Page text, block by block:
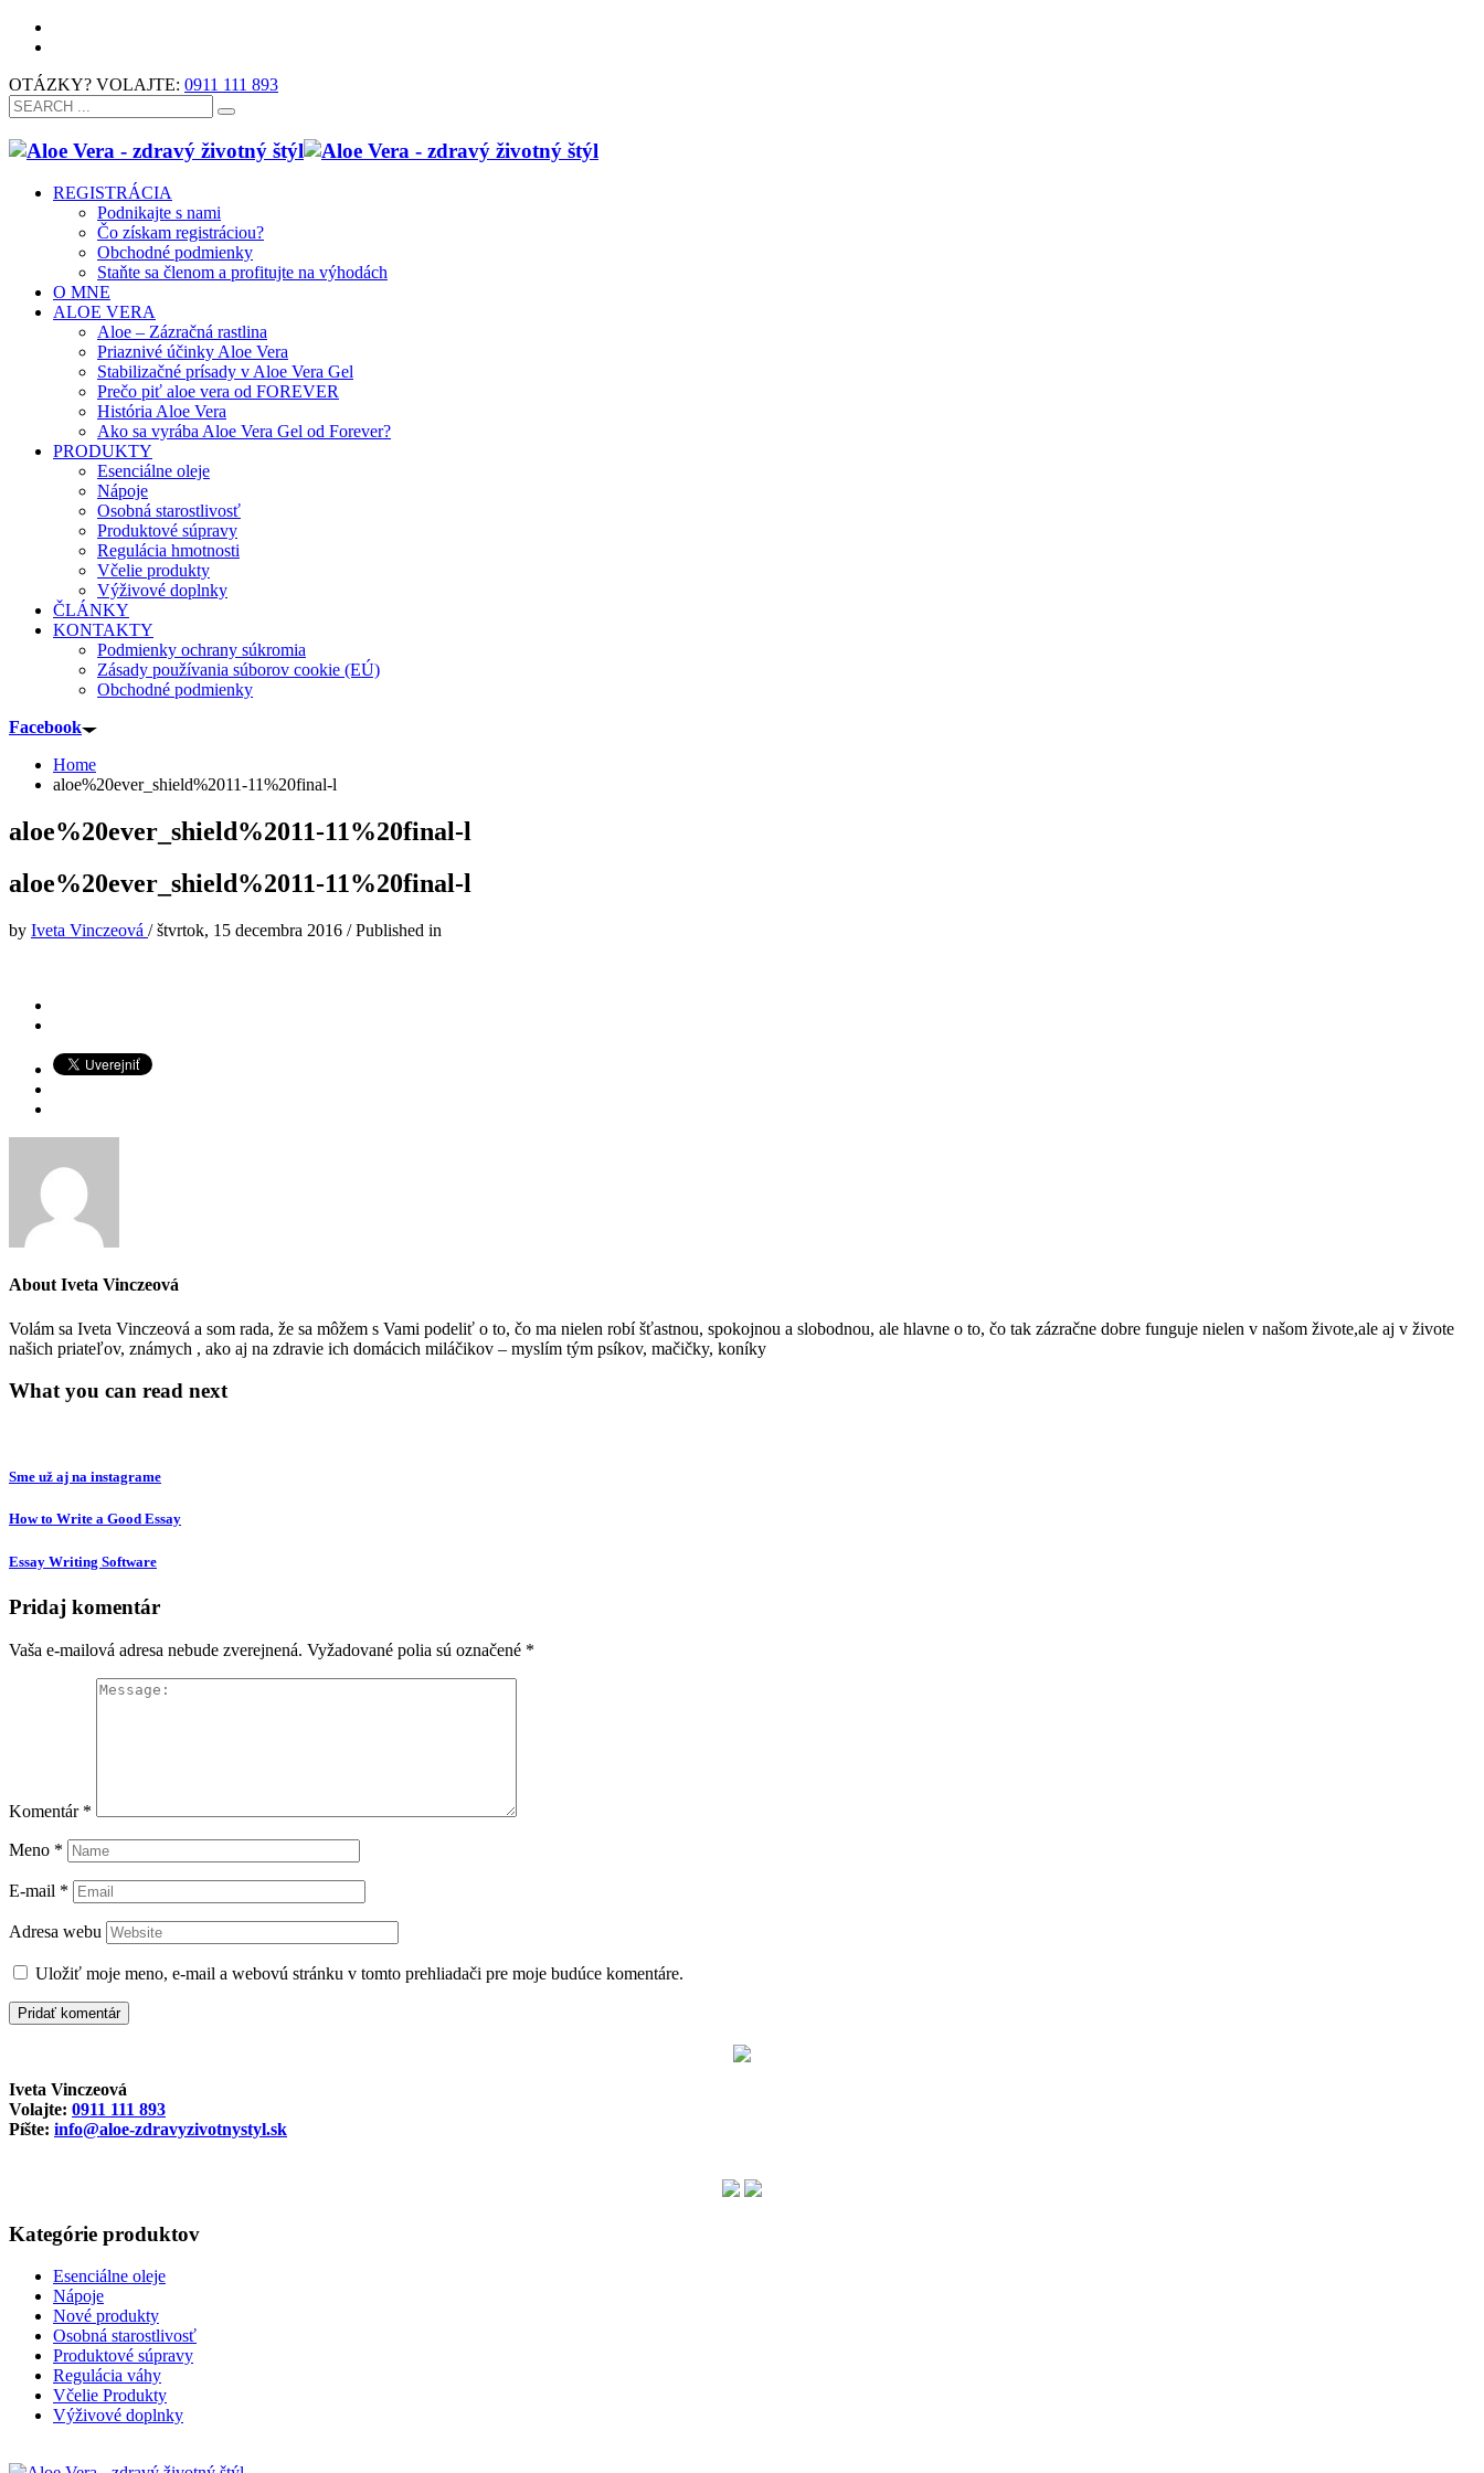
OTÁZKY? VOLAJTE: 0911 111 893
REGISTRÁCIA
Podnikajte s nami
Čo získam registráciou?
Obchodné podmienky
Staňte sa členom a profitujte na výhodách
O MNE
ALOE VERA
Aloe – Zázračná rastlina
Priaznivé účinky Aloe Vera
Stabilizačné prísady v Aloe Vera Gel
Prečo piť aloe vera od FOREVER
História Aloe Vera
Ako sa vyrába Aloe Vera Gel od Forever?
PRODUKTY
Esenciálne oleje
Nápoje
Osobná starostlivosť
Produktové súpravy
Regulácia hmotnosti
Včelie produkty
Výživové doplnky
ČLÁNKY
KONTAKTY
Podmienky ochrany súkromia
Zásady používania súborov cookie (EÚ)
Obchodné podmienky
Facebook
Home
aloe%20ever_shield%2011-11%20final-l
aloe%20ever_shield%2011-11%20final-l
aloe%20ever_shield%2011-11%20final-l
by Iveta Vinczeová /štvrtok, 15 decembra 2016 /Published in
AboutIveta Vinczeová
Volám sa Iveta Vinczeová a som rada, že sa môžem s Vami podeliť o to, čo ma nielen robí šťastnou, spokojnou a slobodnou, ale hlavne o to, čo tak zázračne dobre funguje nielen v našom živote,ale aj v živote
našich priateľov, známych , ako aj na zdravie ich domácich miláčikov – myslím tým psíkov, mačičky, koníky
What you can read next
Sme už aj na instagrame
How to Write a Good Essay
Essay Writing Software
Pridaj komentár
Vaša e-mailová adresa nebude zverejnená. Vyžadované polia sú označené *
Komentár *
Meno *
E-mail *
Adresa webu
Uložiť moje meno, e-mail a webovú stránku v tomto prehliadači pre moje budúce komentáre.
Iveta Vinczeová
Volajte: 0911 111 893
Píšte: info@aloe-zdravyzivotnystyl.sk
Kategórie produktov
Esenciálne oleje
Nápoje
Nové produkty
Osobná starostlivosť
Produktové súpravy
Regulácia váhy
Včelie Produkty
Výživové doplnky